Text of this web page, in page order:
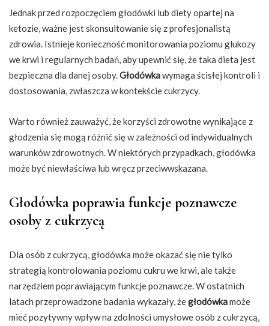
Jednak przed rozpoczęciem głodówki lub diety opartej na
ketozie, ważne jest skonsultowanie się z profesjonalistą
zdrowia. Istnieje konieczność monitorowania poziomu glukozy
we krwi i regularnych badań, aby upewnić się, że taka dieta jest
bezpieczna dla danej osoby.Głodówkawymaga ścisłej kontroli i
dostosowania, zwłaszcza w kontekście cukrzycy.
Warto również zauważyć, że korzyści zdrowotne wynikające z
głodzenia się mogą różnić się w zależności od indywidualnych
warunków zdrowotnych. W niektórych przypadkach, głodówka
może być niewłaściwa lub wręcz przeciwwskazana.
Głodówka poprawia funkcje poznawcze
osoby z cukrzycą
Dla osób z cukrzycą, głodówka może okazać się nie tylko
strategią kontrolowania poziomu cukru we krwi, ale także
narzędziem poprawiającym funkcje poznawcze. W ostatnich
latach przeprowadzone badania wykazały, żegłodówkamoże
mieć pozytywny wpływ na zdolności umysłowe osób z cukrzycą,